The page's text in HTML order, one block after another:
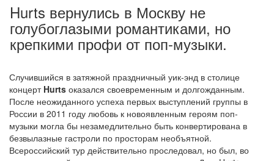
Hurts вернулись в Москву не
голубоглазыми романтиками, но
крепкими профи от поп-музыки.
Случившийся в затяжной праздничный уик-энд в столице
концерт Hurts оказался своевременным и долгожданным.
После неожиданного успеха первых выступлений группы в
России в 2011 году любовь к новоявленным героям поп-
музыки могла бы незамедлительно быть конвертирована в
безвылазные гастроли по просторам необъятной.
Всероссийский тур действительно проследовал, но был, во